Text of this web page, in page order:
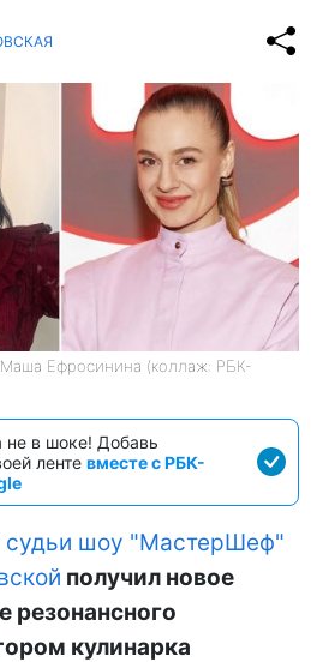
Ефросинина (коллаж: РБК-
не в шоке! Добавь
ленте вместе с РБК-
судьи шоу "МастерШеф"
получил новое
резонансного
кулинарка